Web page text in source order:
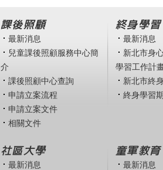
課後照顧
最新消息
兒童課後照顧服務中心簡
介
課後照顧中心查詢
申請立案流程
申請立案文件
相關文件
終身學習
最新消息
新北市身
學習工作計
新北市終
終身學習
社區大學
最新消息
童軍教育
最新消息